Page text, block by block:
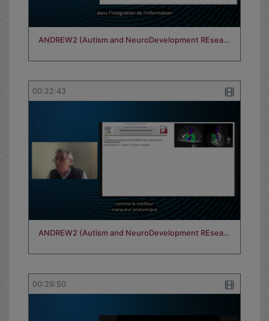
ANDREW2 (Autism and NeuroDevelopment REsea…
00:22:43
ANDREW2 (Autism and NeuroDevelopment REsea…
00:29:50